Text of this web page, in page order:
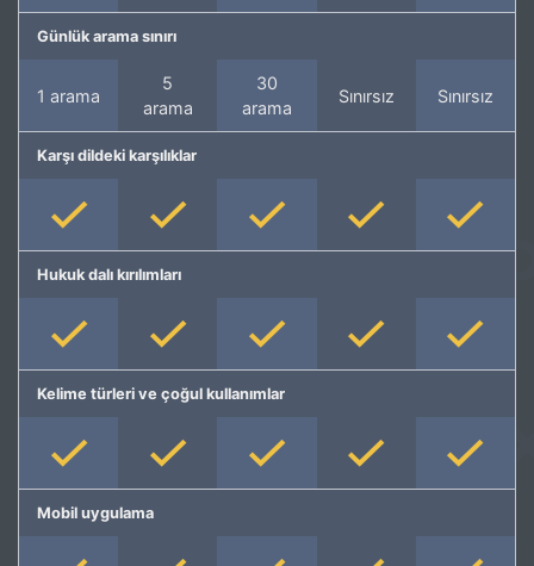
Günlük arama sınırı
1 arama
5
arama
30
arama
Sınırsız Sınırsız
Karşı dildeki karşılıklar
Hukuk dalı kırılımları
Kelime türleri ve çoğul kullanımlar
Mobil uygulama